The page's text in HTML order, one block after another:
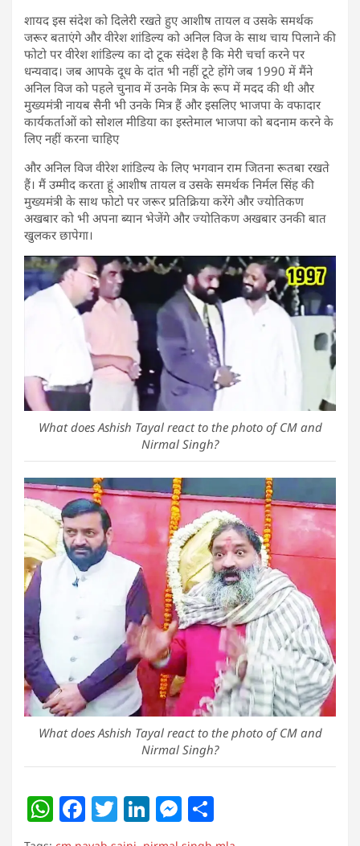
शायद इस संदेश को दिलेरी रखते हुए आशीष तायल व उसके समर्थक
जरूर बताएंगे और वीरेश शांडिल्य को अनिल विज के साथ चाय पिलाने की
फोटो पर वीरेश शांडिल्य का दो टूक संदेश है कि मेरी चर्चा करने पर
धन्यवाद। जब आपके दूध के दांत भी नहीं टूटे होंगे जब 1990 में मैंने
अनिल विज को पहले चुनाव में उनके मित्र के रूप में मदद की थी और
मुख्यमंत्री नायब सैनी भी उनके मित्र हैं और इसलिए भाजपा के वफादार
कार्यकर्ताओं को सोशल मीडिया का इस्तेमाल भाजपा को बदनाम करने के
लिए नहीं करना चाहिए
और अनिल विज वीरेश शांडिल्य के लिए भगवान राम जितना रूतबा रखते
हैं। मैं उम्मीद करता हूं आशीष तायल व उसके समर्थक निर्मल सिंह की
मुख्यमंत्री के साथ फोटो पर जरूर प्रतिक्रिया करेंगे और ज्योतिकण
अखबार को भी अपना ब्यान भेजेंगे और ज्योतिकण अखबार उनकी बात
खुलकर छापेगा।
What does Ashish Tayal react to the photo of CM and
Nirmal Singh?
What does Ashish Tayal react to the photo of CM and
Nirmal Singh?
W
h
F
a
T
w
Li
n
M
e h